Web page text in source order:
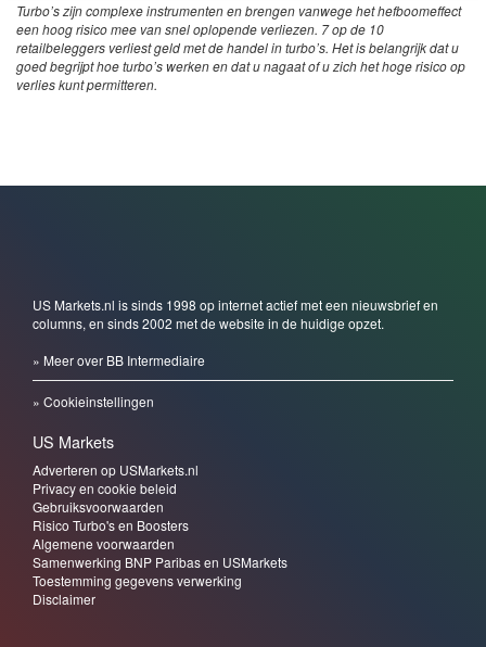
Turbo’s zijn complexe instrumenten en brengen vanwege het hefboomeffect
een hoog risico mee van snel oplopende verliezen. 7 op de 10
retailbeleggers verliest geld met de handel in turbo’s. Het is belangrijk dat u
goed begrijpt hoe turbo’s werken en dat u nagaat of u zich het hoge risico op
verlies kunt permitteren.
US Markets.nl is sinds 1998 op internet actief met een nieuwsbrief en
columns, en sinds 2002 met de website in de huidige opzet.
» Meer over BB Intermediaire
» Cookieinstellingen
US Markets
Adverteren op USMarkets.nl
Privacy en cookie beleid
Gebruiksvoorwaarden
Risico Turbo's en Boosters
Algemene voorwaarden
Samenwerking BNP Paribas en USMarkets
Toestemming gegevens verwerking
Disclaimer